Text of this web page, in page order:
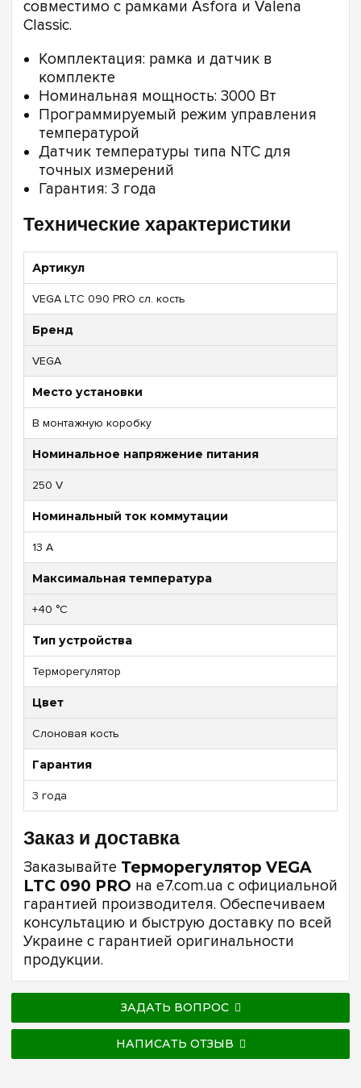
совместимо с рамками Asfora и Valena
Classic.
Комплектация: рамка и датчик в
комплекте
Номинальная мощность: 3000 Вт
Программируемый режим управления
температурой
Датчик температуры типа NTC для
точных измерений
Гарантия: 3 года
Технические характеристики
Артикул
VEGA LTC 090 PRO сл. кость
Бренд
VEGA
Место установки
В монтажную коробку
Номинальное напряжение питания
250 V
Номинальный ток коммутации
13 A
Максимальная температура
+40 °C
Тип устройства
Терморегулятор
Цвет
Слоновая кость
Гарантия
3 года
Заказ и доставка
Заказывайте Терморегулятор VEGA
LTC 090 PRO на e7.com.ua с официальной
гарантией производителя. Обеспечиваем
консультацию и быструю доставку по всей
Украине с гарантией оригинальности
продукции.
ЗАДАТЬ ВОПРОС
НАПИСАТЬ ОТЗЫВ